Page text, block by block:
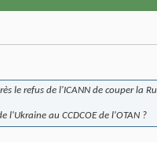
le refus de l'ICANN de couper la
l'Ukraine au CCDCOE de l'OTAN ?